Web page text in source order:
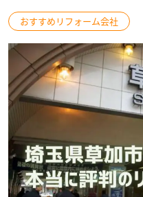
おすすめリフォーム会社